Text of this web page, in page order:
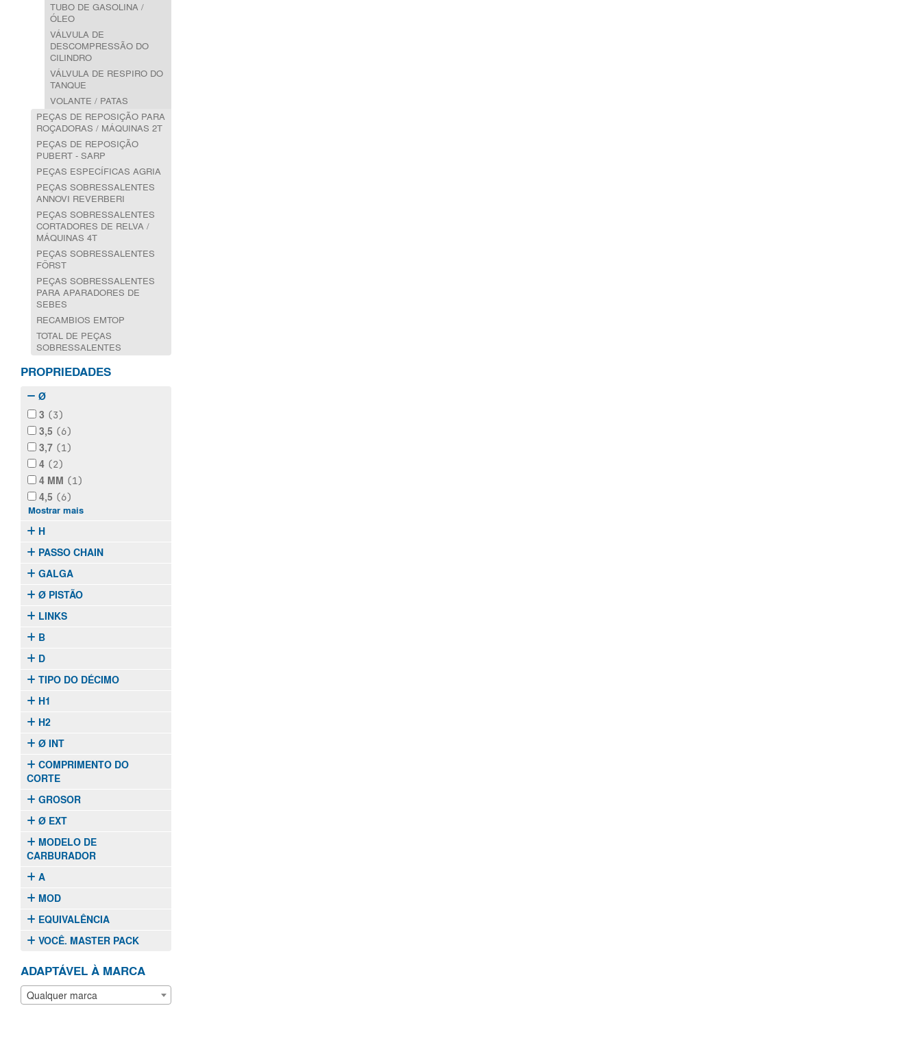
TUBO DE GASOLINA /
ÓLEO
VÁLVULA DE
DESCOMPRESSÃO DO
CILINDRO
VÁLVULA DE RESPIRO DO
TANQUE
VOLANTE / PATAS
PEÇAS DE REPOSIÇÃO PARA
ROÇADORAS / MÁQUINAS 2T
PEÇAS DE REPOSIÇÃO
PUBERT - SARP
PEÇAS ESPECÍFICAS AGRIA
PEÇAS SOBRESSALENTES
ANNOVI REVERBERI
PEÇAS SOBRESSALENTES
CORTADORES DE RELVA /
MÁQUINAS 4T
PEÇAS SOBRESSALENTES
FÖRST
PEÇAS SOBRESSALENTES
PARA APARADORES DE
SEBES
RECAMBIOS EMTOP
TOTAL DE PEÇAS
SOBRESSALENTES
PROPRIEDADES
Ø
3 (3)
3,5 (6)
3,7 (1)
4 (2)
4 MM (1)
4,5 (6)
Mostrar mais
H
PASSO CHAIN
GALGA
Ø PISTÃO
LINKS
B
D
TIPO DO DÉCIMO
H1
H2
Ø INT
COMPRIMENTO DO
CORTE
GROSOR
Ø EXT
MODELO DE
CARBURADOR
A
MOD
EQUIVALÊNCIA
VOCÊ. MASTER PACK
ADAPTÁVEL À MARCA
Qualquer marca